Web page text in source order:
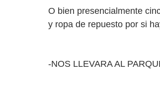
O bien presencialmente
y ropa de repuesto por si
-NOS LLEVARA AL